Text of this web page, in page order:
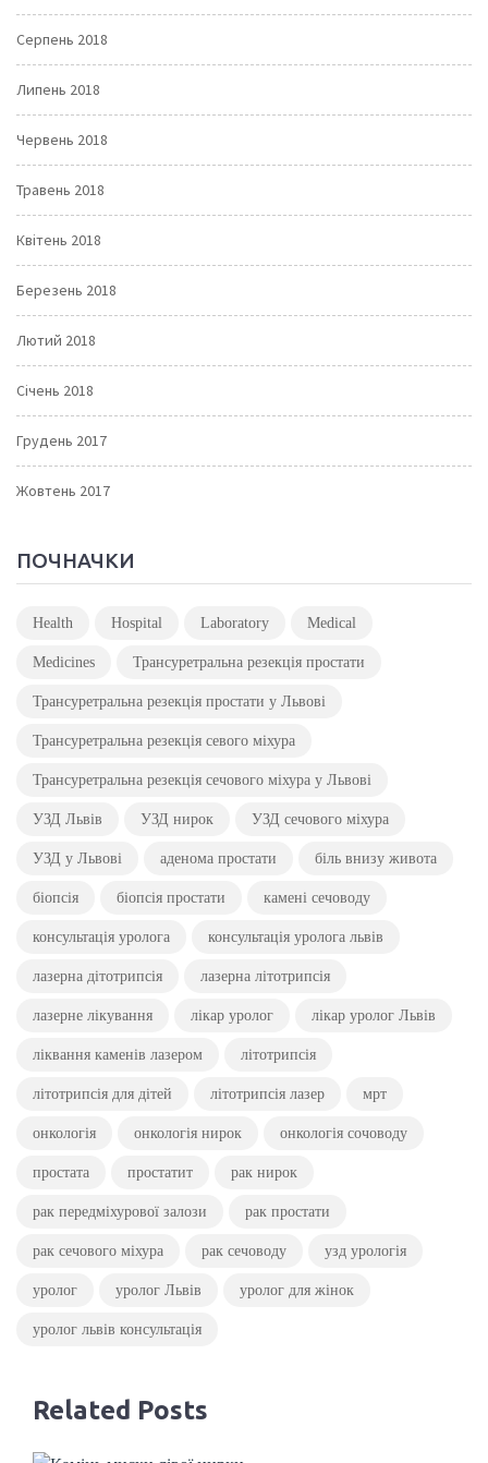
Серпень 2018
Липень 2018
Червень 2018
Травень 2018
Квітень 2018
Березень 2018
Лютий 2018
Січень 2018
Грудень 2017
Жовтень 2017
ПОЧНАЧКИ
Health Hospital Laboratory Medical
Medicines Трансуретральна резекція простати
Трансуретральна резекція простати у Львові
Трансуретральна резекція севого міхура
Трансуретральна резекція сечового міхура у Львові
УЗД Львів УЗД нирок УЗД сечового міхура
УЗД у Львові аденома простати біль внизу живота
біопсія біопсія простати камені сечоводу
консультація уролога консультація уролога львів
лазерна дітотрипсія лазерна літотрипсія
лазерне лікування лікар уролог лікар уролог Львів
ліквання каменів лазером літотрипсія
літотрипсія для дітей літотрипсія лазер мрт
онкологія онкологія нирок онкологія сочоводу
простата простатит рак нирок
рак передміхурової залози рак простати
рак сечового міхура рак сечоводу узд урологія
уролог уролог Львів уролог для жінок
уролог львів консультація
Related Posts